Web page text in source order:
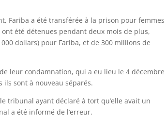
Fariba a été transférée à la prison pour femmes
été détenues pendant deux mois de plus,
dollars) pour Fariba, et de 300 millions de
leur condamnation, qui a eu lieu le 4 décembre
sont à nouveau séparés.
tribunal ayant déclaré à tort qu’elle avait un
a été informé de l’erreur.